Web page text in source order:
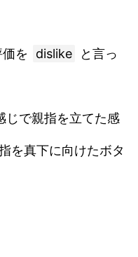
を dislike と言っ
じで親指を立てた感
を真下に向けたボタ